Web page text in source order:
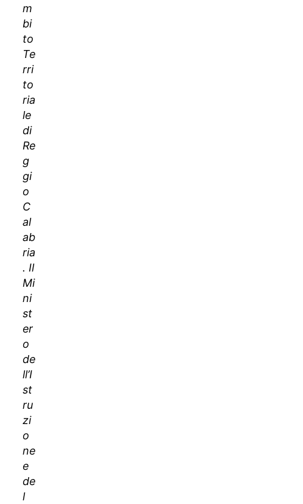
m
bi
to
Te
rri
to
ria
le
di
Re
g
gi
o
C
al
ab
ria
. Il
Mi
ni
st
er
o
de
ll’I
st
ru
zi
o
ne
e
de
l